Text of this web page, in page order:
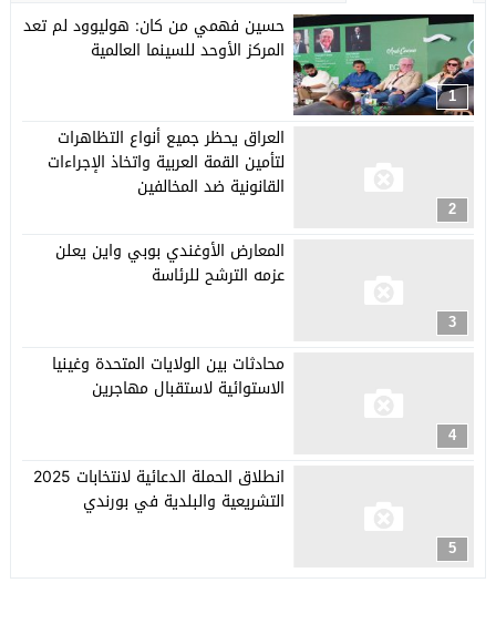
1
حسين فهمي من كان: هوليوود لم تعد
المركز الأوحد للسينما العالمية
2
العراق يحظر جميع أنواع التظاهرات
لتأمين القمة العربية واتخاذ الإجراءات
القانونية ضد المخالفين
3
المعارض الأوغندي بوبي واين يعلن
عزمه الترشح للرئاسة
4
محادثات بين الولايات المتحدة وغينيا
الاستوائية لاستقبال مهاجرين
5
انطلاق الحملة الدعائية لانتخابات 2025
التشريعية والبلدية في بورندي